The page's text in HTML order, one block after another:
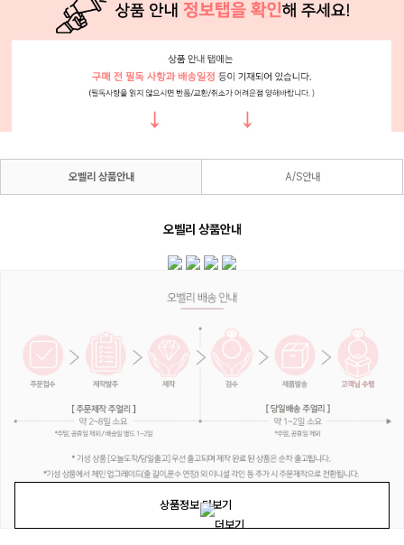
상품정보 더보기
오벨리 상품안내 A/S안내
오벨리 상품안내